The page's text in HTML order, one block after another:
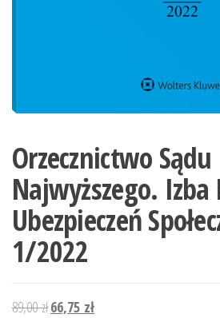
Orzecznictwo Sądu
Najwyższego. Izba
Ubezpieczeń
1/2022
89,00złPierwotna
66,75 złAktualna